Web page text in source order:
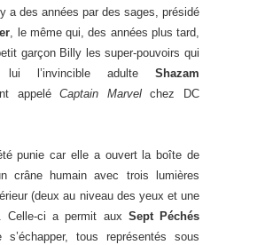
a des années par des sages, présidé
, le même qui, des années plus tard,
garçon Billy les super-pouvoirs qui
l’invincible adulte Shazam
appeléCaptain Marvelchez DC
punie car elle a ouvert la boîte de
crâne humain avec trois lumières
(deux au niveau des yeux et une
Celle-ci a permit aux Sept Péchés
s’échapper, tous représentés sous